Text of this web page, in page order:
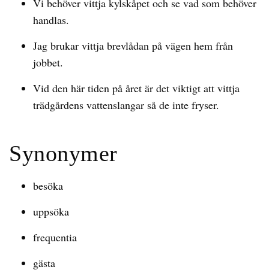
Vi behöver vittja kylskåpet och se vad som behöver
handlas.
Jag brukar vittja brevlådan på vägen hem från
jobbet.
Vid den här tiden på året är det viktigt att vittja
trädgårdens vattenslangar så de inte fryser.
Synonymer
besöka
uppsöka
frequentia
gästa